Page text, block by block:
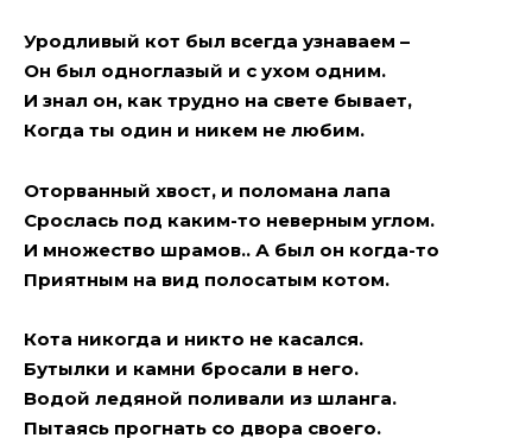
Уродливый кот был всегда узнаваем –
Он был одноглазый и с ухом одним.
И знал он, как трудно на свете бывает,
Когда ты один и никем не любим.
Оторванный хвост, и поломана лапа
Срослась под каким-то неверным углом.
И множество шрамов.. А был он когда-то
Приятным на вид полосатым котом.
Кота никогда и никто не касался.
Бутылки и камни бросали в него.
Водой ледяной поливали из шланга.
Пытаясь прогнать со двора своего.